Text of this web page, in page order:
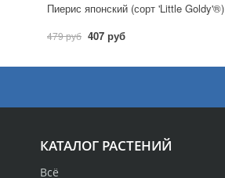
Пиерис японский (сорт 'Little Goldy'®)
479 руб 407 руб
КАТАЛОГ РАСТЕНИЙ
Всё